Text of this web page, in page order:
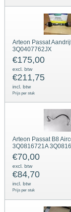
Arteon Passat
3Q0407762JX
€175,00
excl. btw
€211,75
incl. btw
Prijs per stuk
Arteon Passat B8
3Q0816721A
€70,00
excl. btw
€84,70
incl. btw
Prijs per stuk